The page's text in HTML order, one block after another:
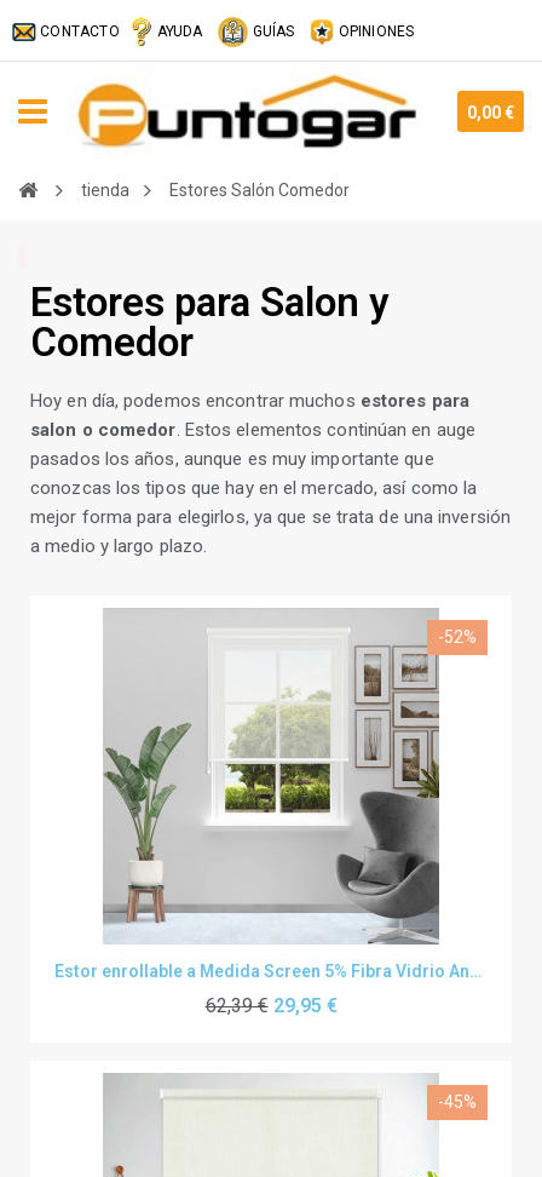
CONTACTO AYUDA GUÍAS OPINIONES
0,00 €
tienda Estores Salón Comedor
Estores para Salon y
Comedor
Hoy en día, podemos encontrar muchos estores para
salon o comedor. Estos elementos continúan en auge
pasados los años, aunque es muy importante que
conozcas los tipos que hay en el mercado, así como la
mejor forma para elegirlos, ya que se trata de una inversión
a medio y largo plazo.
-52%
Estor enrollable a Medida Screen 5% Fibra Vidrio Andes
62,39 € 29,95 €
-45%